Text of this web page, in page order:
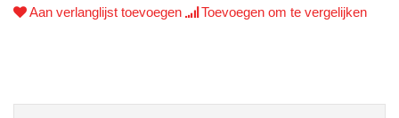
Aan verlanglijst toevoegen Toevoegen om te vergelijken